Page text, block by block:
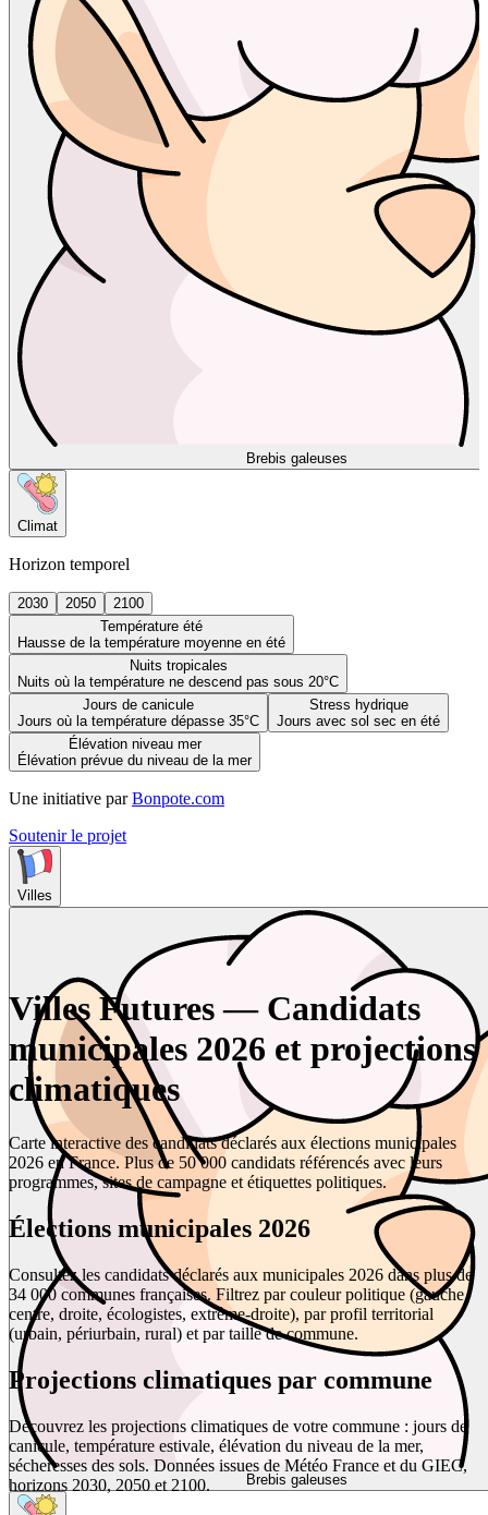
Brebis galeuses
Climat
Horizon temporel
2030 2050
2100
Température été
Hausse de la température moyenne en été
Nuits tropicales
Nuits où la température ne descend pas sous 20°C
Jours de canicule
Jours où la température dépasse 35°C
Stress hydrique
Jours avec sol sec en été
Élévation niveau mer
Élévation prévue du niveau de la mer
Une initiative par Bonpote.com
Soutenir le projet
Villes
Brebis galeuses
Villes Futures — Candidats
municipales 2026 et projections
climatiques
Carte interactive des candidats déclarés aux élections municipales
2026 en France. Plus de 50 000 candidats référencés avec leurs
programmes, sites de campagne et étiquettes politiques.
Élections municipales 2026
Consultez les candidats déclarés aux municipales 2026 dans plus de
34 000 communes françaises. Filtrez par couleur politique (gauche,
centre, droite, écologistes, extrême-droite), par profil territorial
(urbain, périurbain, rural) et par taille de commune.
Projections climatiques par commune
Découvrez les projections climatiques de votre commune : jours de
canicule, température estivale, élévation du niveau de la mer,
sécheresses des sols. Données issues de Météo France et du GIEC,
horizons 2030, 2050 et 2100.